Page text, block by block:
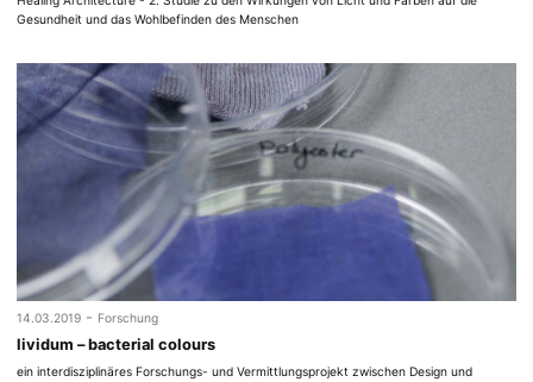
Gesundheit und das Wohlbefinden des Menschen
14.03.2019 - Forschung
lividum – bacterial colours
ein interdisziplinäres Forschungs- und Vermittlungsprojekt zwischen Design und